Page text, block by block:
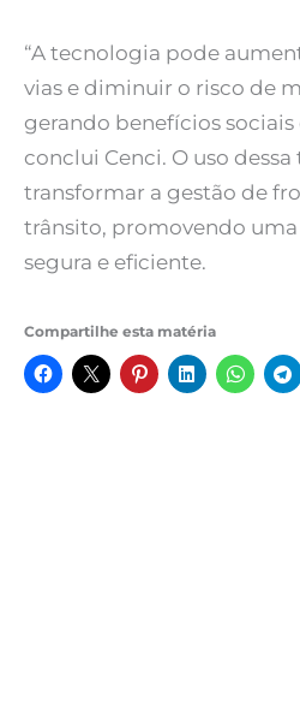
“A tecnologia pode
vias e diminuir o risco de
gerando benefícios sociais
conclui Cenci. O uso
transformar a gestão de
trânsito, promovendo
segura e eficiente.
Compartilhe esta matéria